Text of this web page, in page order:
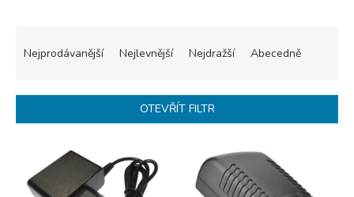
í
Nejprodávanější Nejlevnější Nejdražší Abecedně
OTEVŘÍT FILTR